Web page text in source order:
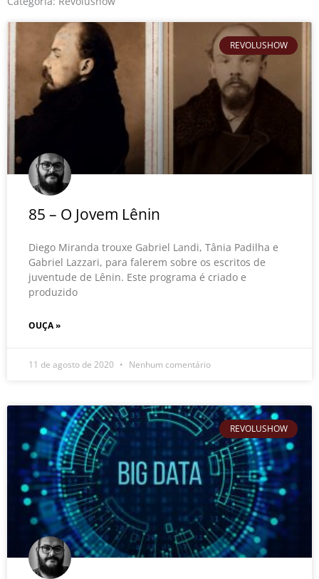
REVOLUSHOW
85 – O Jovem Lênin
Diego Miranda trouxe Gabriel Landi, Tânia Padilha e
Gabriel Lazzari, para falerem sobre os escritos de
juventude de Lênin. Este programa é criado e
produzido
OUÇA »
11 de agosto de 2020 Nenhum comentário
REVOLUSHOW
Página
PáginaPágina PáginaPáginaPáginaPágina